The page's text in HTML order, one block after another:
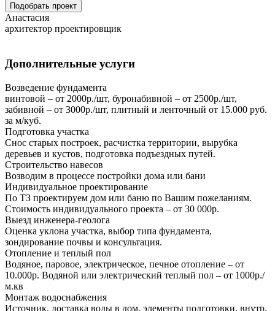
Подобрать проект
Анастасия
архитектор проектировщик
Дополнительные услуги
Возведение фундамента
винтовой – от 2000р./шт, буронабивной – от 2500р./шт,
забивной – от 3000р./шт, плитный и ленточный от 15.000 руб.
за м/куб.
Подготовка участка
Снос старых построек, расчистка территории, вырубка
деревьев и кустов, подготовка подъездных путей.
Строительство навесов
Возводим в процессе постройки дома или бани
Индивидуальное проектирование
По ТЗ проектируем дом или баню по Вашим пожеланиям.
Стоимость индивидуального проекта – от 30 000р.
Выезд инженера-геолога
Оценка уклона участка, выбор типа фундамента,
зондирование почвы и консультация.
Отопление и теплый пол
Водяное, паровое, электрическое, печное отопление – от
10.000р. Водяной или электрический теплый пол – от 1000р./
м.кв
Монтаж водоснабжения
Источник, доставка воды в дом, элементы подготовки, внутр.